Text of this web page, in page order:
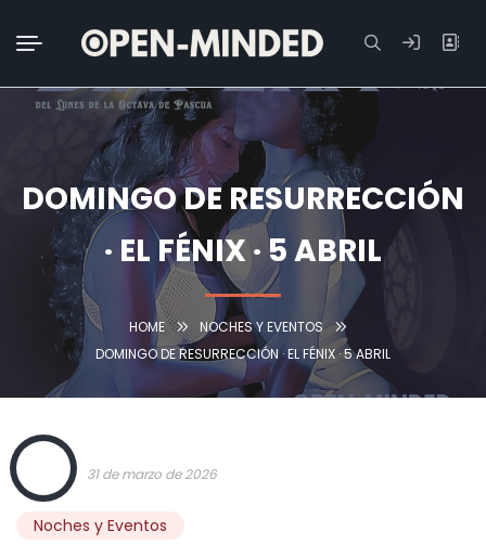
Buscar:
DOMINGO DE RESURRECCIÓN
· EL FÉNIX · 5 ABRIL
HOME
NOCHES Y EVENTOS
DOMINGO DE RESURRECCIÓN · EL FÉNIX · 5 ABRIL
31 de marzo de 2026
Noches y Eventos